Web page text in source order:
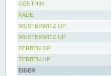
GENTHIN
KADE
WUSTERWITZ OP
WUSTERWITZ UP
ZERBEN OP
ZERBEN UP
EIDER